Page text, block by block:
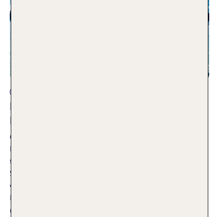
La Réunion & Mauritius – Die perfekte
Honeymoon Kombination
05.07.2019
Lange war TUI Kollegin Saskia auf der Suche nach einem Ziel
für ihre Flitterwochen. Die Klassiker wie „2 Wochen
Strandurlaub auf den Seychellen oder Malediven“ klangen
wenig aufregend. Letztlich fand sie eine großartige
Kombination aus Abenteuer und Entspannung, die sich nicht
nur für Honeymooner eignet.